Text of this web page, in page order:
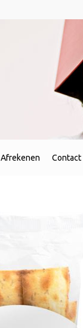
Afrekenen Contact